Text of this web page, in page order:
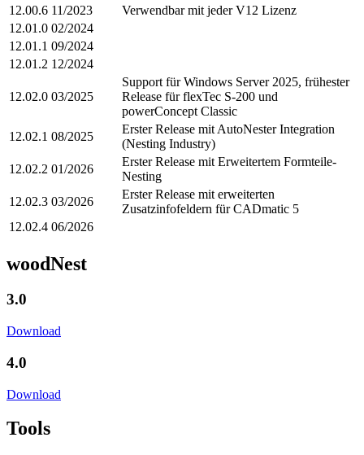
12.00.6 11/2023
Verwendbar mit jeder V12 Lizenz
12.01.0 02/2024
12.01.1 09/2024
12.01.2 12/2024
12.02.0 03/2025
Support für Windows Server 2025, frühester
Release für flexTec S-200 und
powerConcept Classic
12.02.1 08/2025
Erster Release mit AutoNester Integration
(Nesting Industry)
12.02.2 01/2026
Erster Release mit Erweitertem Formteile-
Nesting
12.02.3 03/2026
Erster Release mit erweiterten
Zusatzinfofeldern für CADmatic 5
12.02.4 06/2026
woodNest
3.0
Download
4.0
Download
Tools